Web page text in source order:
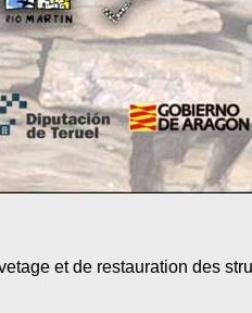
et de restauration des